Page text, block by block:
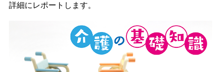
詳細にレポートします。